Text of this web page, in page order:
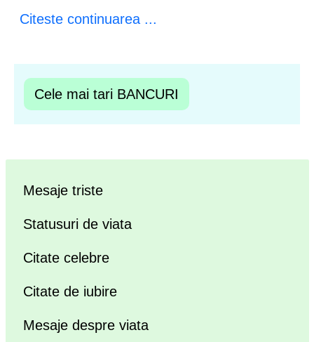
Citeste continuarea ...
Cele mai tari BANCURI
Mesaje triste
Statusuri de viata
Citate celebre
Citate de iubire
Mesaje despre viata